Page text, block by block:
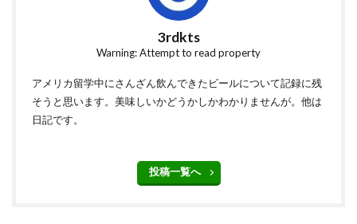
3rdkts
Warning: Attempt to read property
アメリカ留学中にさんざん飲んできたビールについて記録に残
そうと思います。美味しいかどうかしかわかりませんが。他は
日記です。
投稿一覧へ